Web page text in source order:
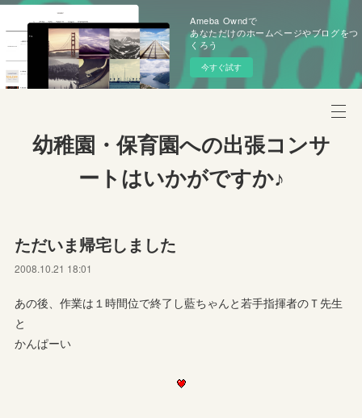
Ameba Owndで
あなただけのホームページやブログをつ
くろう
今すぐ試す
幼稚園・保育園への出張コンサ
ートはいかがですか♪
ただいま帰宅しました
2008.10.21 18:01
あの後、作業は１時間位で終了し藍ちゃんと若手指揮者のＴ先生
と
かんぱーい